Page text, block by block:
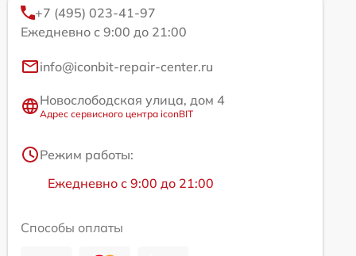
+7 (495) 023-41-97
Ежедневно с 9:00 до 21:00
info@iconbit-repair-center.ru
Новослободская улица, дом 4
Адрес сервисного центра iconBIT
Режим работы:
Ежедневно с 9:00 до 21:00
Способы оплаты